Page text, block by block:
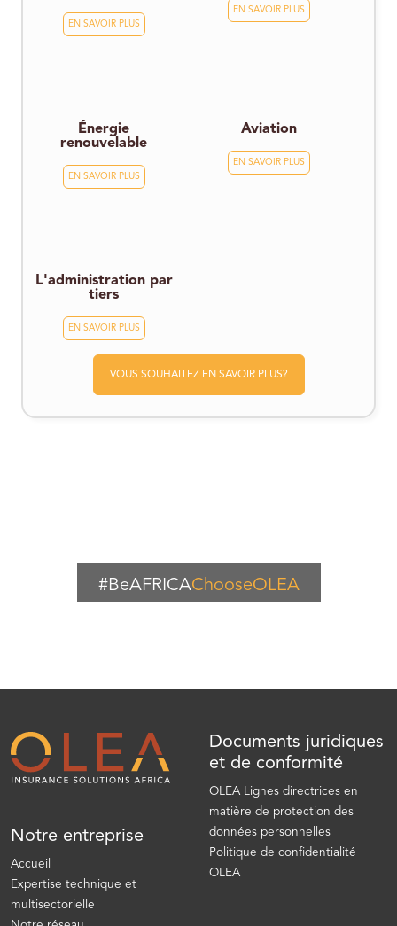
EN SAVOIR PLUS
EN SAVOIR PLUS
Énergie
renouvelable
EN SAVOIR PLUS
Aviation
EN SAVOIR PLUS
L'administration par
tiers
EN SAVOIR PLUS
VOUS SOUHAITEZ EN SAVOIR PLUS?
#BeAFRICAChooseOLEA
Notre entreprise
Accueil
Expertise technique et
multisectorielle
Documents juridiques
et de conformité
OLEA Lignes directrices en
matière de protection des
données personnelles
Politique de confidentialité
OLEA